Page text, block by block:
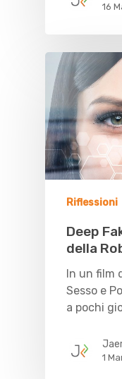
16
Riflessioni
Deep
della
In un film
Sesso e
a pochi
1